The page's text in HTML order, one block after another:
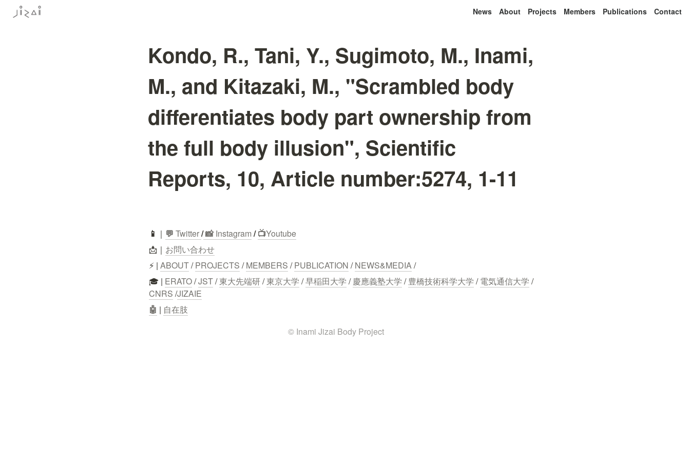
News About Projects Members Publications Contact
Kondo, R., Tani, Y., Sugimoto, M., Inami,
M., and Kitazaki, M., "Scrambled body
differentiates body part ownership from
the full body illusion", Scientific
Reports, 10, Article number:5274, 1-11
📱 ｜ 💬 Twitter/ 📸 Instagram / 📺Youtube
📩｜ お問い合わせ
⚡ | ABOUT / PROJECTS / MEMBERS / PUBLICATION / NEWS&MEDIA /
🎓 | ERATO / JST / 東大先端研 / 東京大学 / 早稲田大学 / 慶應義塾大学 / 豊橋技術科学大学 / 電気通信大学 /
CNRS /JIZAIE
🤖 | 自在肢
© Inami Jizai Body Project